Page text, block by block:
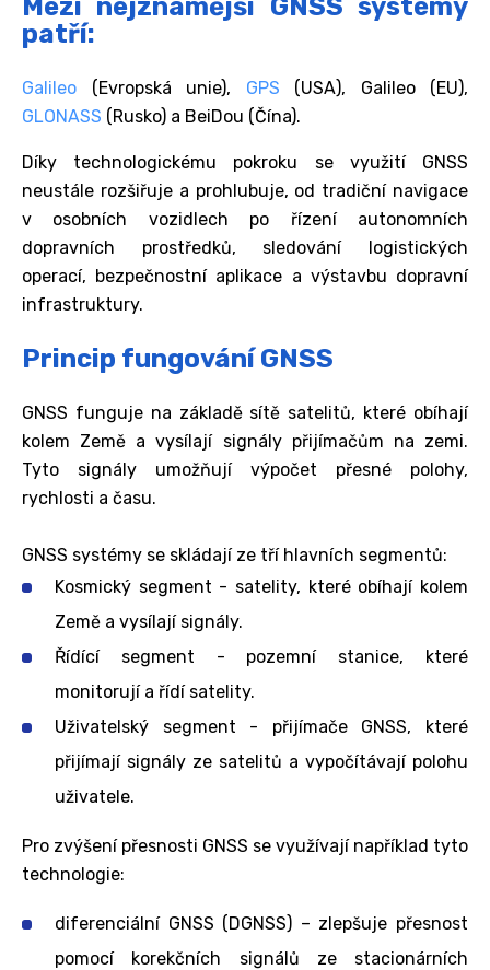
patří:
Galileo (Evropská unie), GPS (USA), Galileo (EU),
GLONASS (Rusko) a BeiDou (Čína).
Díky technologickému pokroku se využití GNSS
neustále rozšiřuje a prohlubuje, od tradiční navigace
v osobních vozidlech po řízení autonomních
dopravních prostředků, sledování logistických
operací, bezpečnostní aplikace a výstavbu dopravní
infrastruktury.
Princip fungování GNSS
GNSS funguje na základě sítě satelitů, které obíhají
kolem Země a vysílají signály přijímačům na zemi.
Tyto signály umožňují výpočet přesné polohy,
rychlosti a času.
GNSS systémy se skládají ze tří hlavních segmentů:
Kosmický segment - satelity, které obíhají kolem
Země a vysílají signály.
Řídící segment - pozemní stanice, které
monitorují a řídí satelity.
Uživatelský segment - přijímače GNSS, které
přijímají signály ze satelitů a vypočítávají polohu
uživatele.
Pro zvýšení přesnosti GNSS se využívají například tyto
technologie:
diferenciální GNSS (DGNSS) – zlepšuje přesnost
pomocí korekčních signálů ze stacionárních